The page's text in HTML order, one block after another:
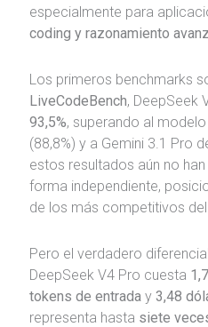
especialmente para
coding y razonamiento
Los primeros benchmarks
LiveCodeBench, DeepSeek
93,5%, superando al modelo
(88,8%) y a Gemini 3.1 Pro
estos resultados aún no
forma independiente,
de los más competitivos
Pero el verdadero
DeepSeek V4 Pro cuesta
tokens de entraday 3,48
representa hasta siete